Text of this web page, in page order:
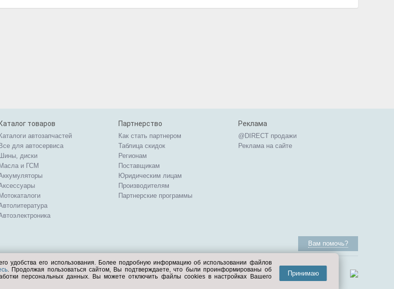
Каталог товаров
Каталоги автозапчастей
Все для автосервиса
Шины, диски
Масла и ГСМ
Мотокаталоги
Партнерство
Как стать партнером
Таблица скидок
Регионам
Поставщикам
Юридическим лицам
Производителям
Партнерские программы
Реклама
@DIRECT продажи
Реклама на сайте
Вам помочь?
удобства его использования. Более подробную информацию об использовании файлов
. Продолжая пользоваться сайтом, Вы подтверждаете, что были проинформированы об
персональных данных. Вы можете отключить файлы cookies в настройках Вашего
Принимаю